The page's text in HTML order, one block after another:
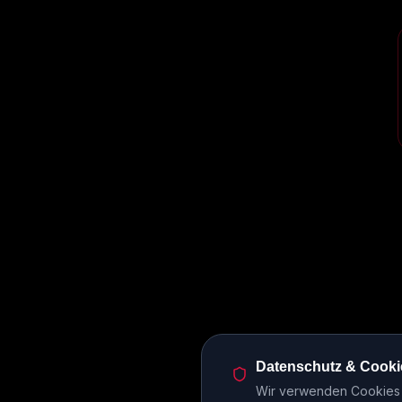
Datenschutz &
Wir verwenden